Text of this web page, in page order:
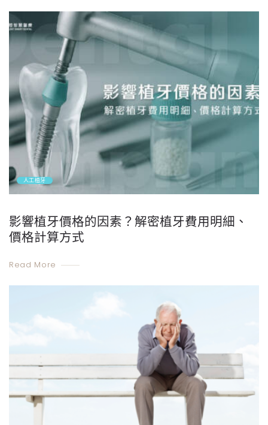
人工植牙
影響植牙價格的因素？解密植牙費用明細、
價格計算方式
Read More